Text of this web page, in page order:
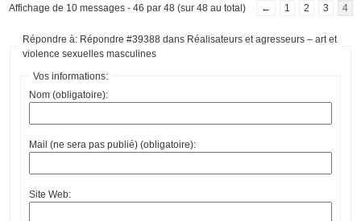
Affichage de 10 messages - 46 par 48 (sur 48 au total) ← 1 2 3 4
Répondre à: Répondre #39388 dans Réalisateurs et agresseurs – art et
violence sexuelles masculines
Vos informations:
Nom (obligatoire):
Mail (ne sera pas publié) (obligatoire):
Site Web: